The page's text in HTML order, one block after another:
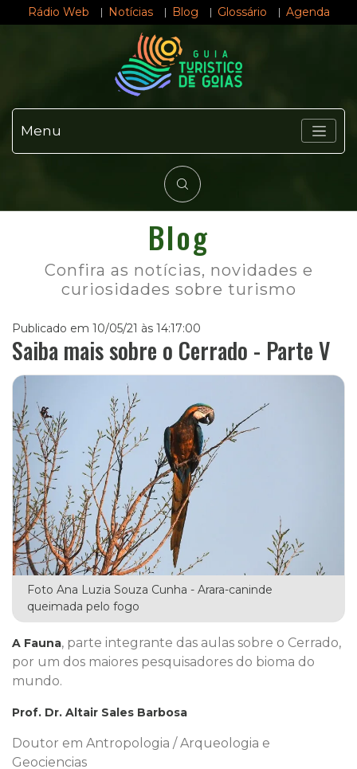
Rádio Web Notícias Blog Glossário Agenda
Menu
Blog
Confira as notícias, novidades e
curiosidades sobre turismo
Publicado em 10/05/21 às 14:17:00
Saiba mais sobre o Cerrado - Parte V
Foto Ana Luzia Souza Cunha - Arara-caninde
queimada pelo fogo
A Fauna, parte integrante das aulas sobre o Cerrado,
por um dos maiores pesquisadores do bioma do
mundo.
Prof. Dr. Altair Sales Barbosa
Doutor em Antropologia / Arqueologia e
Geociencias